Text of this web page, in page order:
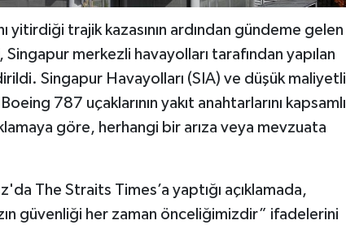
yitirdiği trajik kazasının ardından gündeme gelen
merkezli havayolları tarafından yapılan
Singapur Havayolları (SIA) ve düşük maliyetli
787 uçaklarının yakıt anahtarlarını kapsamlı
göre, herhangi bir arıza veya mevzuata
The Straits Times’a yaptığı açıklamada,
güvenliği her zaman önceliğimizdir” ifadelerini